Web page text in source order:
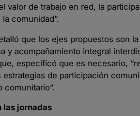
valor de trabajo en red, la
comunidad”.
que los ejes propuestos son
y acompañamiento integral
especificó que es necesario,
de participación
comunitario”.
las jornadas